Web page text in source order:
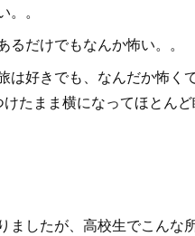
。
だけでもなんか怖い。。
好きでも、なんだか怖く
たまま横になってほとんど
したが、高校生でこんな